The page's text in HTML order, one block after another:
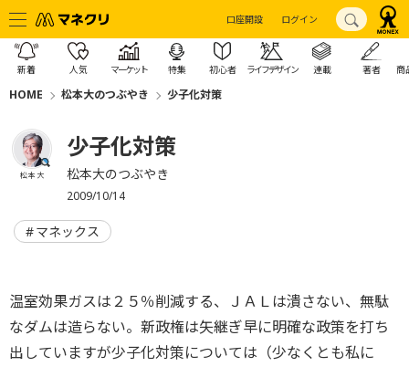
口座開設 ログイン
新着 人気 マーケット 特集 初心者 ライフデザイン 連載 著者 商
HOME 松本大のつぶやき 少子化対策
松本 大
少子化対策
松本大のつぶやき
2009/10/14
マネックス
温室効果ガスは２５％削減する、ＪＡＬは潰さない、無駄
なダムは造らない。新政権は矢継ぎ早に明確な政策を打ち
出していますが少子化対策については（少なくとも私に